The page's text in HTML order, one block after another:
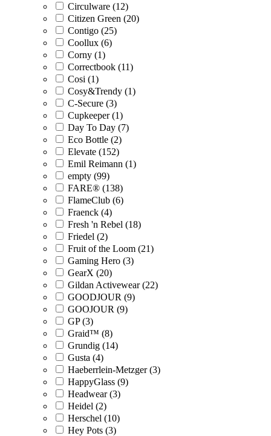
Circulware (12)
Citizen Green (20)
Contigo (25)
Coollux (6)
Corny (1)
Correctbook (11)
Cosi (1)
Cosy&Trendy (1)
C-Secure (3)
Cupkeeper (1)
Day To Day (7)
Eco Bottle (2)
Elevate (152)
Emil Reimann (1)
empty (99)
FARE® (138)
FlameClub (6)
Fraenck (4)
Fresh 'n Rebel (18)
Friedel (2)
Fruit of the Loom (21)
Gaming Hero (3)
GearX (20)
Gildan Activewear (22)
GOODJOUR (9)
GOOJOUR (9)
GP (3)
Graid™ (8)
Grundig (14)
Gusta (4)
Haeberrlein-Metzger (3)
HappyGlass (9)
Headwear (3)
Heidel (2)
Herschel (10)
Hey Pots (3)